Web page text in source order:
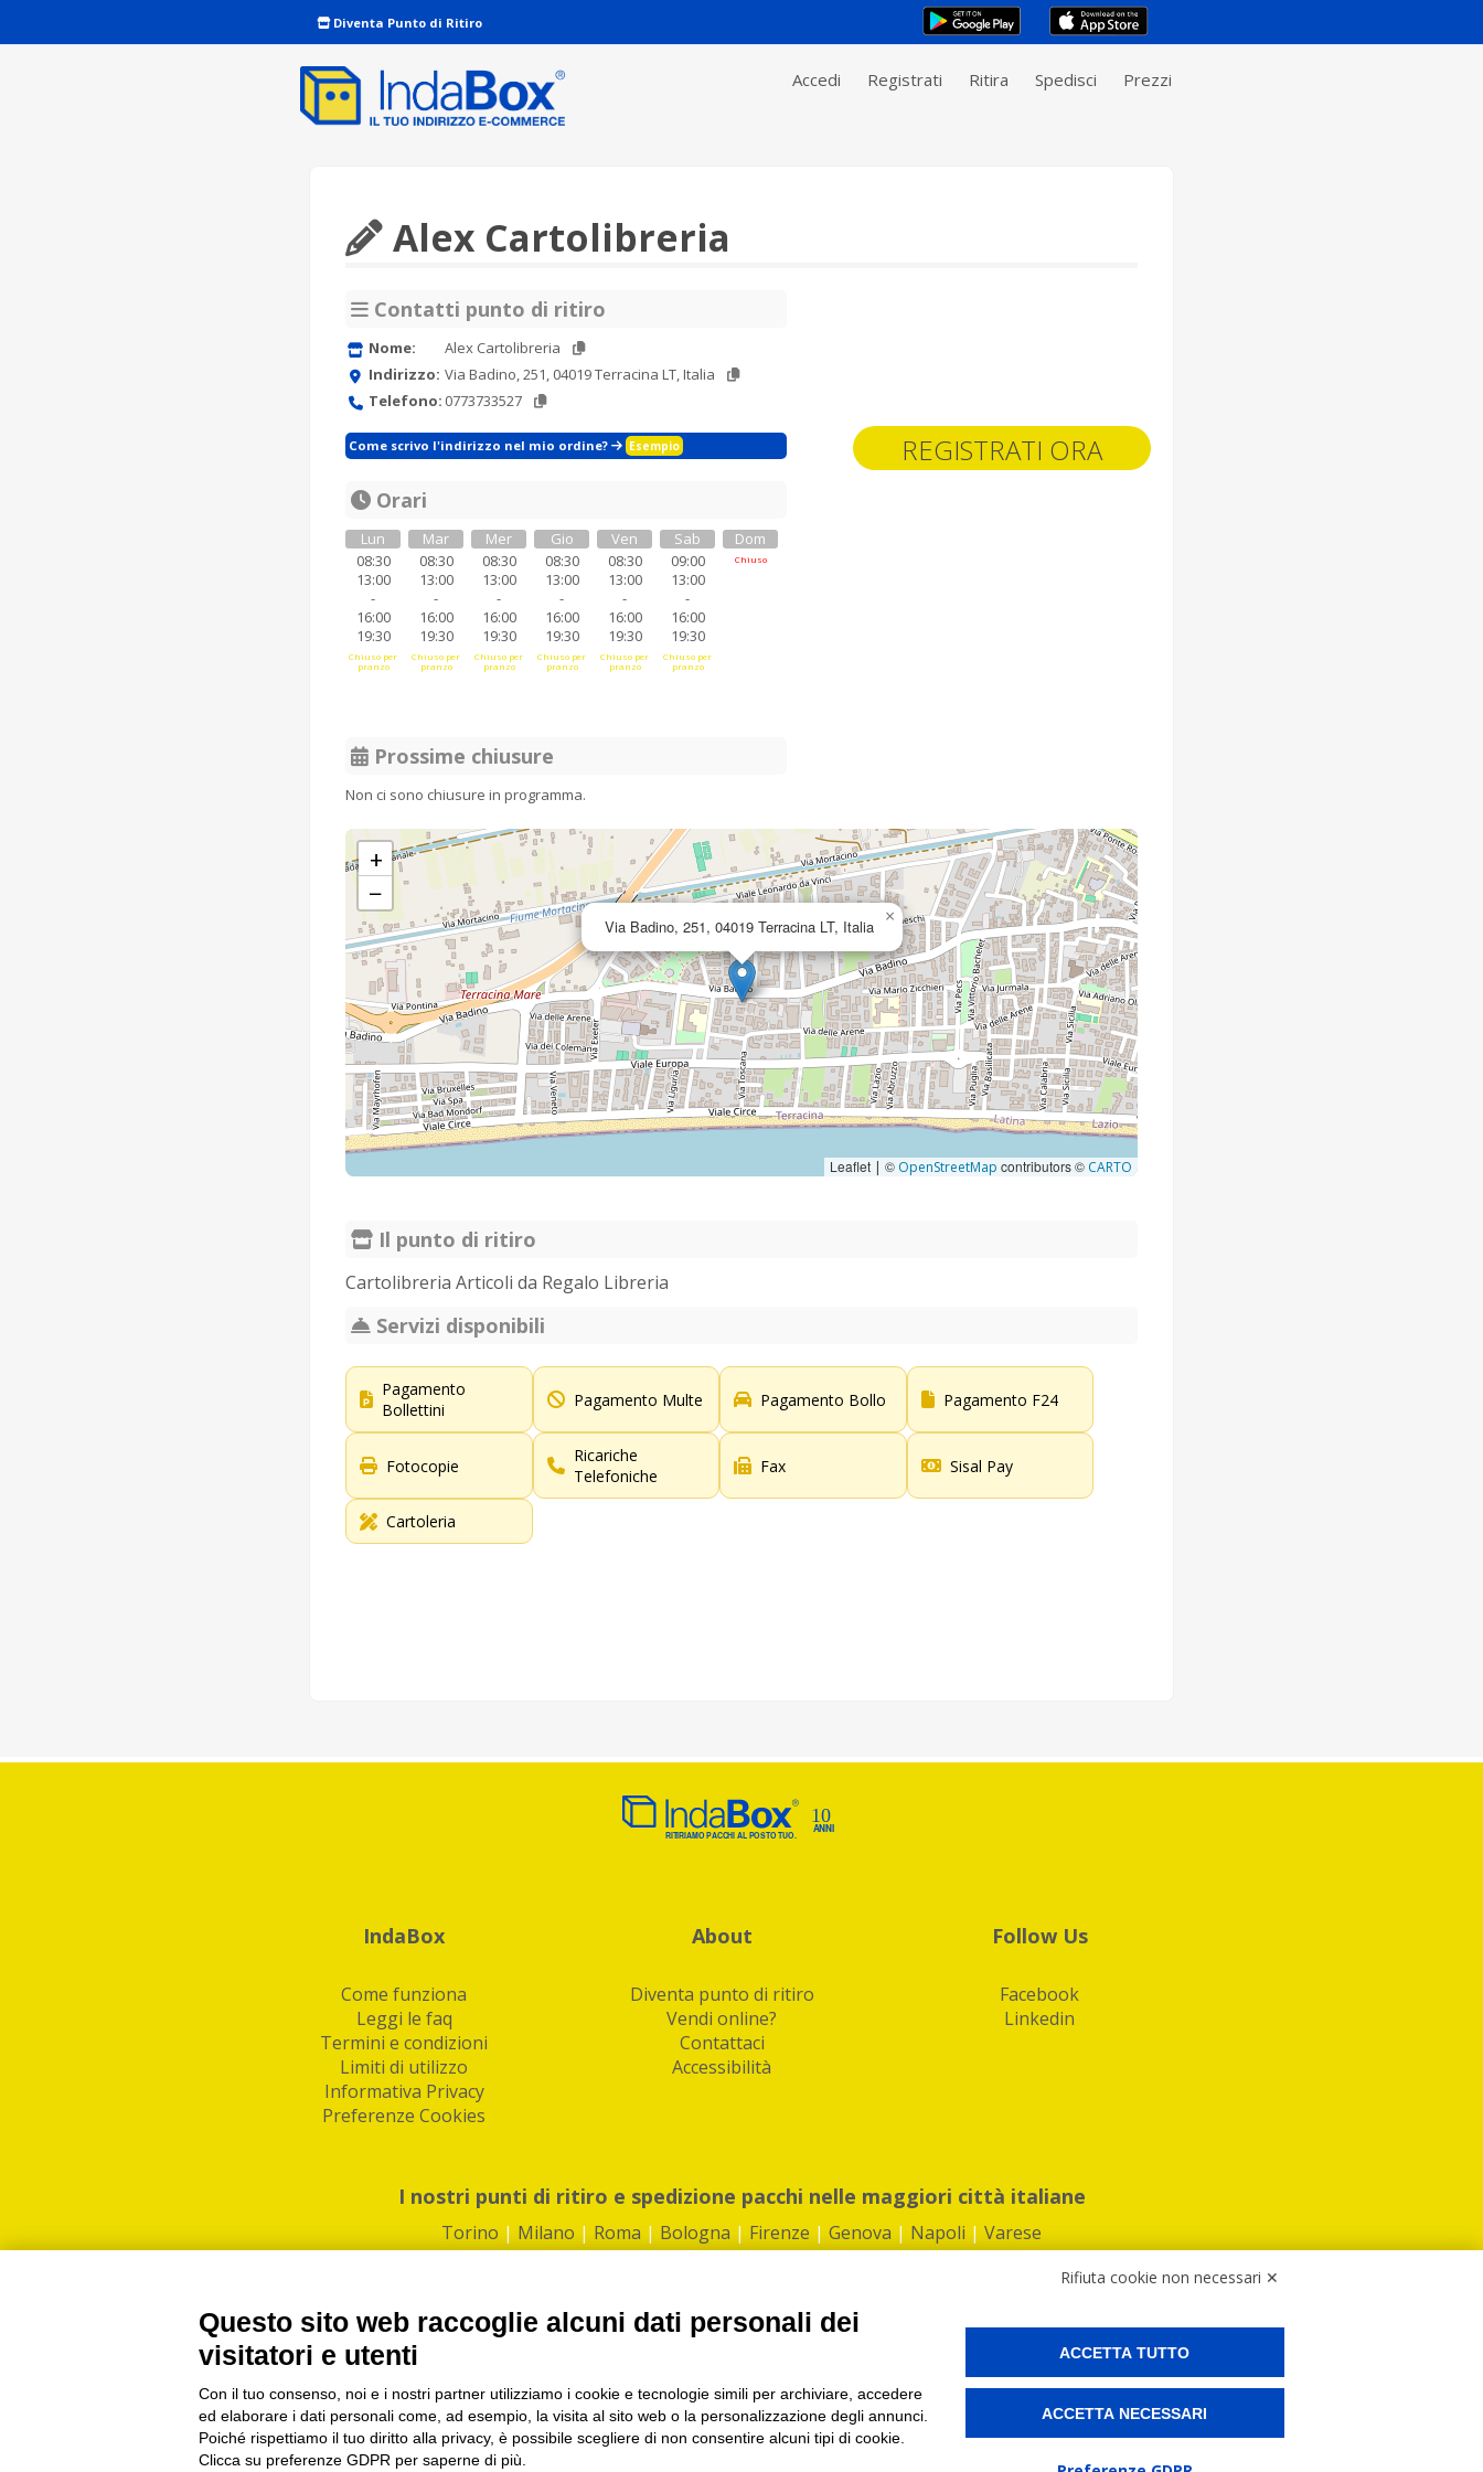
Diventa Punto di Ritiro
Accedi Registrati Ritira Spedisci Prezzi
REGISTRATI ORA
Alex Cartolibreria
Contatti punto di ritiro
Nome:
Alex Cartolibreria
Indirizzo: Via Badino, 251, 04019 Terracina LT, Italia
Telefono: 0773733527
Come scrivo l'indirizzo nel mio ordine? Esempio
Orari
Lun
08:30
13:00
-
16:00
19:30
Chiuso per
pranzo
Mar
08:30
13:00
-
16:00
19:30
Chiuso per
pranzo
Mer
08:30
13:00
-
16:00
19:30
Chiuso per
pranzo
Gio
08:30
13:00
-
16:00
19:30
Chiuso per
pranzo
Ven
08:30
13:00
-
16:00
19:30
Chiuso per
pranzo
Sab
09:00
13:00
-
16:00
19:30
Chiuso per
pranzo
Dom
Chiuso
Prossime chiusure
Non ci sono chiusure in programma.
Via Badino, 251, 04019 Terracina LT, Italia ×
+
−
Leaflet | © OpenStreetMap contributors © CARTO
Il punto di ritiro
Cartolibreria Articoli da Regalo Libreria
Servizi disponibili
Pagamento
Bollettini
Pagamento Multe Pagamento Bollo Pagamento F24
Fotocopie
Ricariche
Telefoniche
Fax Sisal Pay
Cartoleria
IndaBox
Come funziona
Leggi le faq
Termini e condizioni
Limiti di utilizzo
Informativa Privacy
Preferenze Cookies
About
Diventa punto di ritiro
Vendi online?
Contattaci
Accessibilità
Follow Us
Facebook
Linkedin
I nostri punti di ritiro e spedizione pacchi nelle maggiori città italiane
Torino | Milano | Roma | Bologna | Firenze | Genova | Napoli | Varese
PI/CF/N°Iscr.: 10821360012 | REA: RM 1494760 | Cap.Soc.: 50.000€ |Whistleblowing|Privacy|Preferenze Cookies
IndaBox | Oltre 11.500 punti di ritiro tra Bar, Tabaccai, Edicole e Kipoint per ritirare i tuoi acquisti online e spedire i tuoi pacchi.
Rifiuta cookie non necessari ✕
Questo sito web raccoglie alcuni dati personali dei
visitatori e utenti
Con il tuo consenso, noi e i nostri partner utilizziamo i cookie e tecnologie simili per archiviare, accedere
ed elaborare i dati personali come, ad esempio, la visita al sito web o la personalizzazione degli annunci.
Poiché rispettiamo il tuo diritto alla privacy, è possibile scegliere di non consentire alcuni tipi di cookie.
Clicca su preferenze GDPR per saperne di più.
ACCETTA TUTTO
ACCETTA NECESSARI